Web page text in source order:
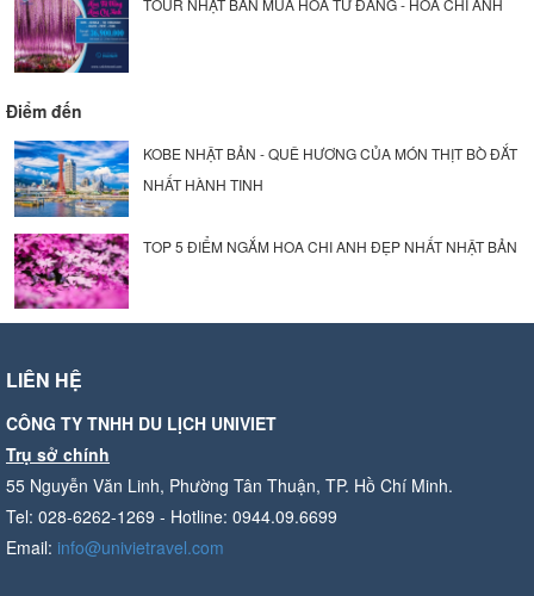
TOUR NHẬT BẢN MÙA HOA TỬ ĐẰNG - HOA CHI ANH
Điểm đến
KOBE NHẬT BẢN - QUÊ HƯƠNG CỦA MÓN THỊT BÒ ĐẮT
NHẤT HÀNH TINH
TOP 5 ĐIỂM NGẮM HOA CHI ANH ĐẸP NHẤT NHẬT BẢN
LIÊN HỆ
CÔNG TY TNHH DU LỊCH UNIVIET
Trụ sở chính
55 Nguyễn Văn Linh, Phường Tân Thuận, TP. Hồ Chí Minh.
Tel: 028-6262-1269 - Hotline: 0944.09.6699
Email: info@univietravel.com